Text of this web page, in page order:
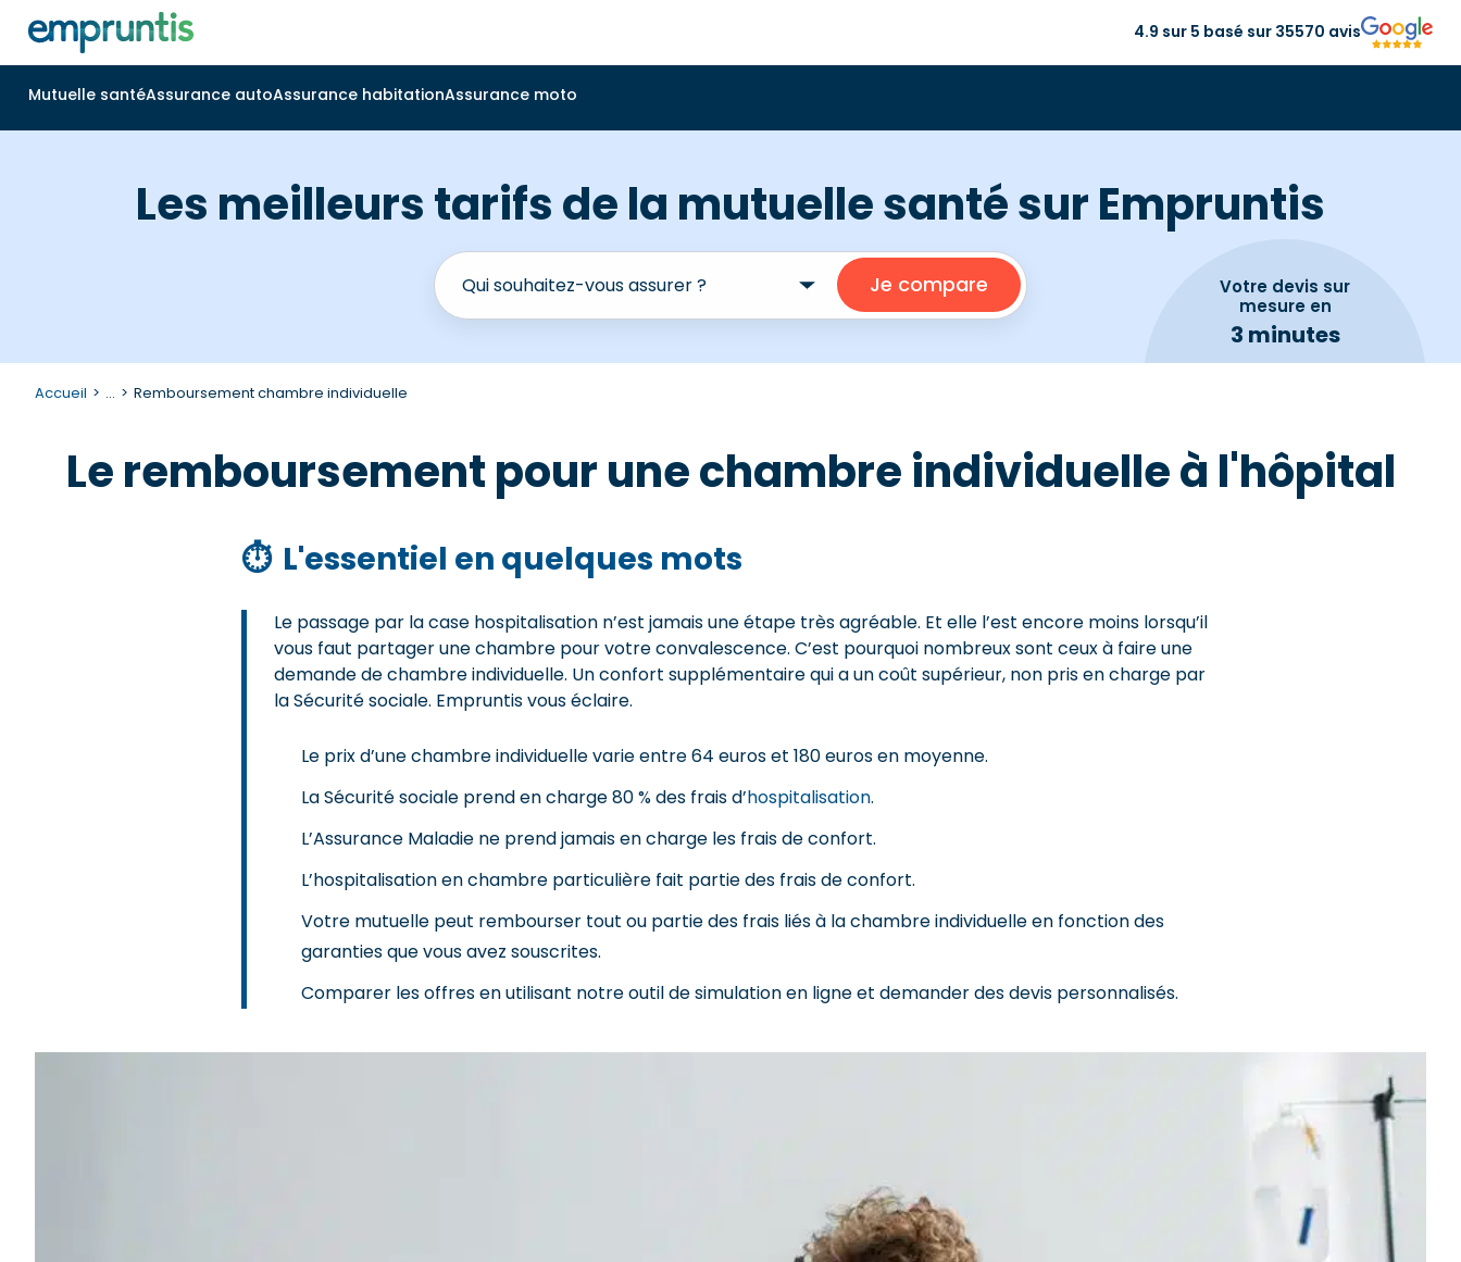
4.9 sur 5 basé sur 35570 avis
Mutuelle santéAssurance autoAssurance habitationAssurance moto
Les meilleurs tarifs de la mutuelle santé sur Empruntis
Votre devis sur
mesure en
3 minutes
Accueil ... Remboursement chambre individuelle
Le remboursement pour une chambre individuelle à l'hôpital
⏱ L'essentiel en quelques mots
Le passage par la case hospitalisation n’est jamais une étape très agréable. Et elle l’est encore moins lorsqu’il
vous faut partager une chambre pour votre convalescence. C’est pourquoi nombreux sont ceux à faire une
demande de chambre individuelle. Un confort supplémentaire qui a un coût supérieur, non pris en charge par
la Sécurité sociale. Empruntis vous éclaire.
Le prix d’une chambre individuelle varie entre 64 euros et 180 euros en moyenne.
La Sécurité sociale prend en charge 80 % des frais d’hospitalisation.
L’Assurance Maladie ne prend jamais en charge les frais de confort.
L’hospitalisation en chambre particulière fait partie des frais de confort.
Votre mutuelle peut rembourser tout ou partie des frais liés à la chambre individuelle en fonction des
garanties que vous avez souscrites.
Comparer les offres en utilisant notre outil de simulation en ligne et demander des devis personnalisés.